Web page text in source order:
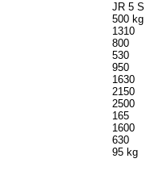
JR 5 S
500 kg
1310
800
530
950
1630
2150
2500
165
1600
630
95 kg